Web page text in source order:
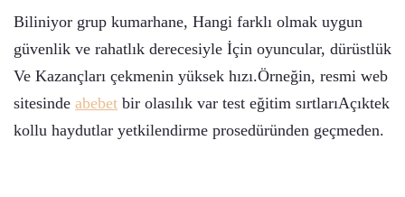
Biliniyor grup kumarhane, Hangi farklı olmak uygun
güvenlik ve rahatlık derecesiyle İçin oyuncular, dürüstlük
Ve Kazançları çekmenin yüksek hızı.Örneğin, resmi web
sitesinde abebet bir olasılık var test eğitim sırtlarıAçıktek
kollu haydutlar yetkilendirme prosedüründen geçmeden.